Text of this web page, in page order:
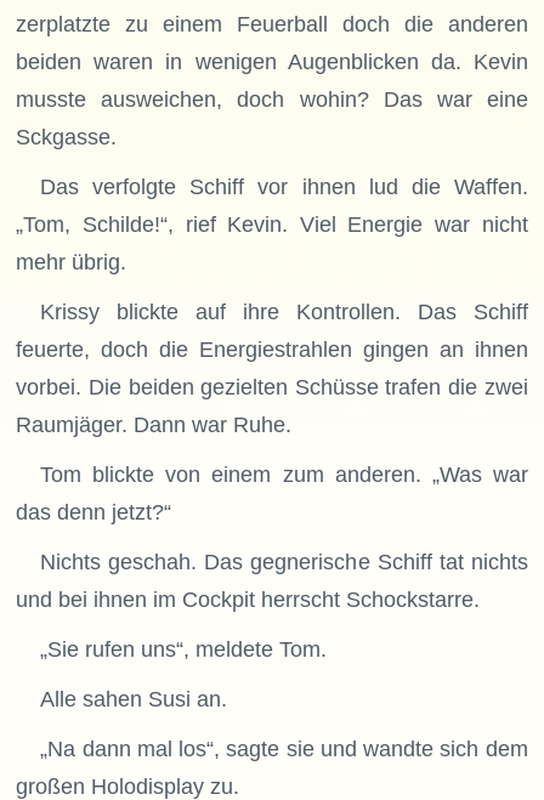
zerplatzte zu einem Feuerball doch die anderen
beiden waren in wenigen Augenblicken da. Kevin
musste ausweichen, doch wohin? Das war eine
Sckgasse.
Das verfolgte Schiff vor ihnen lud die Waffen.
„Tom, Schilde!“, rief Kevin. Viel Energie war nicht
mehr übrig.
Krissy blickte auf ihre Kontrollen. Das Schiff
feuerte, doch die Energiestrahlen gingen an ihnen
vorbei. Die beiden gezielten Schüsse trafen die zwei
Raumjäger. Dann war Ruhe.
Tom blickte von einem zum anderen. „Was war
das denn jetzt?“
Nichts geschah. Das gegnerische Schiff tat nichts
und bei ihnen im Cockpit herrscht Schockstarre.
„Sie rufen uns“, meldete Tom.
Alle sahen Susi an.
„Na dann mal los“, sagte sie und wandte sich dem
großen Holodisplay zu.